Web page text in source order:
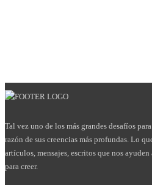
Tal vez uno de los más grandes desafíos
razón de sus creencias más profundas. Lo
artículos, mensajes, escritos que nos
para creer.